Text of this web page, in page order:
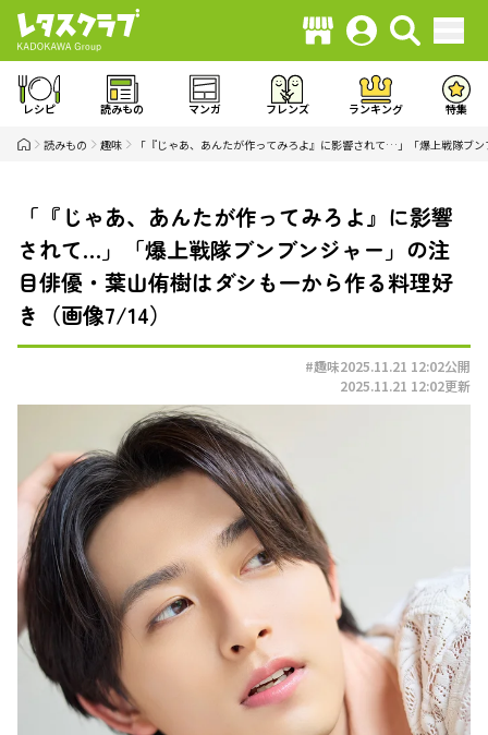
レシピ 読みもの マンガ フレンズ ランキング 特集
読みもの 趣味 「『じゃあ、あんたが作ってみろよ』に影響されて…」「爆上戦隊ブ
「『じゃあ、あんたが作ってみろよ』に影響
されて…」「爆上戦隊ブンブンジャー」の注
目俳優・葉山侑樹はダシも一から作る料理好
き（画像7/14）
#趣味2025.11.21 12:02公開
2025.11.21 12:02更新